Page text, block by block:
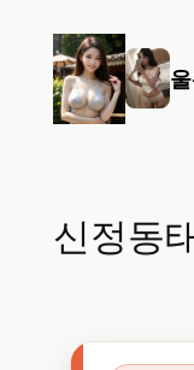
신정동